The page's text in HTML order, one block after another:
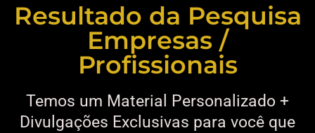
Resultado da Pesquisa
Empresas /
Profissionais
Temos um Material Personalizado +
Divulgações Exclusivas para você que